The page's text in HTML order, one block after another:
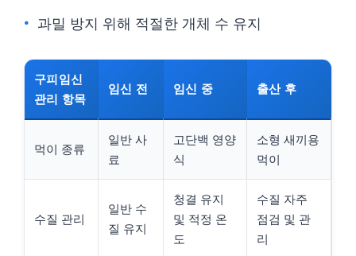
과밀 방지 위해 적절한 개체 수 유지
구피임신
관리 항목
임신 전 임신 중 출산 후
먹이 종류
일반 사
료
고단백 영양
식
소형 새끼용
먹이
수질 관리
일반 수
질 유지
청결 유지
및 적정 온
도
수질 자주
점검 및 관
리